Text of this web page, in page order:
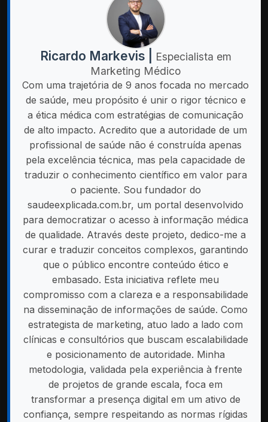
Ricardo Markevis |
Especialista em
Marketing Médico
Com uma trajetória de 9 anos focada no mercado
de saúde, meu propósito é unir o rigor técnico e
a ética médica com estratégias de comunicação
de alto impacto. Acredito que a autoridade de um
profissional de saúde não é construída apenas
pela excelência técnica, mas pela capacidade de
traduzir o conhecimento científico em valor para
o paciente. Sou fundador do
saudeexplicada.com.br, um portal desenvolvido
para democratizar o acesso à informação médica
de qualidade. Através deste projeto, dedico-me a
curar e traduzir conceitos complexos, garantindo
que o público encontre conteúdo ético e
embasado. Esta iniciativa reflete meu
compromisso com a clareza e a responsabilidade
na disseminação de informações de saúde. Como
estrategista de marketing, atuo lado a lado com
clínicas e consultórios que buscam escalabilidade
e posicionamento de autoridade. Minha
metodologia, validada pela experiência à frente
de projetos de grande escala, foca em
transformar a presença digital em um ativo de
confiança, sempre respeitando as normas rígidas